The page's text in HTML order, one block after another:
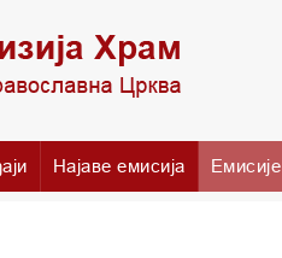
Најаве емисија Емисије